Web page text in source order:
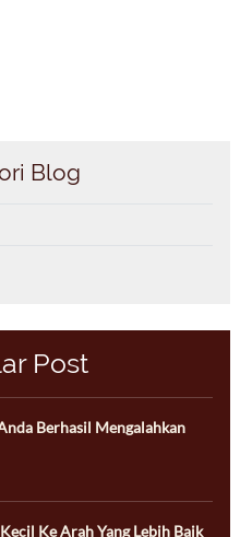
Blog
Post
Berhasil Mengalahkan
Ke Arah Yang Lebih Baik